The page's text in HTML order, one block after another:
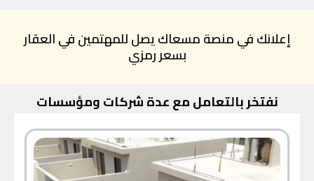
إعلانك في منصة مسعاك يصل للمهتمين في العقار
بسعر رمزي
نفتخر بالتعامل مع عدة شركات ومؤسسات